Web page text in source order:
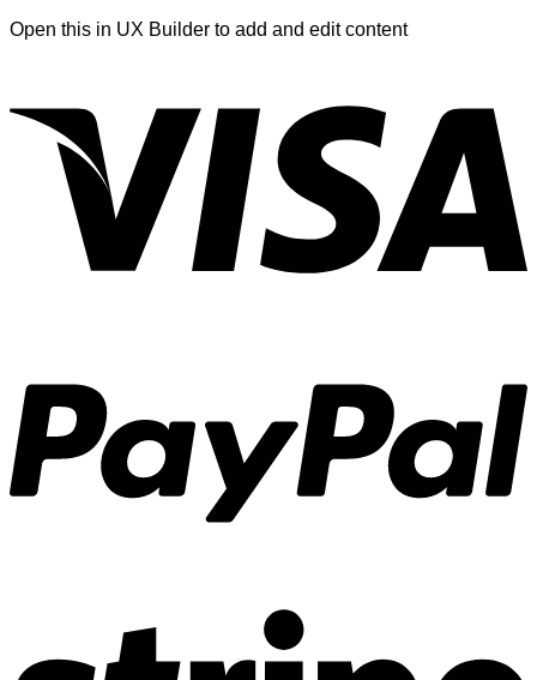
Open this in UX Builder to add and edit content